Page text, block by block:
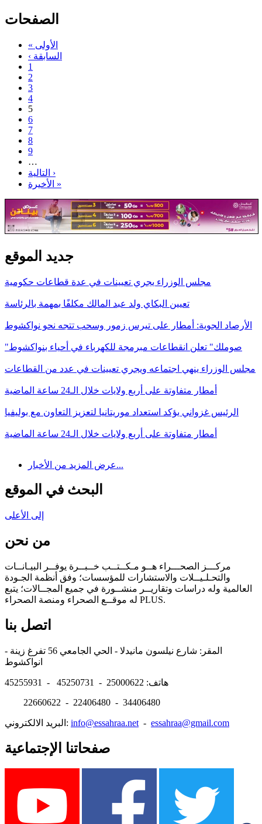
الصفحات
« الأولى
‹ السابقة
1
2
3
4
5
6
7
8
9
…
التالية ›
الأخيرة »
جديد الموقع
مجلس الوزراء يجري تعيينات في عدة قطاعات حكومية
تعيين البكاي ولد عبد المالك مكلفًا بمهمة بالرئاسة
الأرصاد الجوية: أمطار على تيرس زمور وسحب تتجه نحو نواكشوط
"صوملك" تعلن انقطاعات مبرمجة للكهرباء في أحياء بنواكشوط
مجلس الوزراء ينهي اجتماعه ويجري تعيينات في عدد من القطاعات
أمطار متفاوتة على أربع ولايات خلال الـ24 ساعة الماضية
الرئيس غزواني يؤكد استعداد موريتانيا لتعزيز التعاون مع بوليفيا
أمطار متفاوتة على أربع ولايات خلال الـ24 ساعة الماضية
عرض المزيد من الأخبار...
البحث في الموقع
إلى الأعلى
من نحن
مركـــز الصحـــراء هــو مـكــتــب خــبــرة يوفــر البيـانــات
والتحـلـيــلات والاستشارات للمؤسسات؛ وفق أنظمة الجـودة
العالمية وله دراسات وتقاريــر منشــورة في جميع المجــالات؛ يتبع
له موقــع الصحراء ومنصة الصحراء PLUS.
اتصل بنا
المقر: شارع نيلسون مانيدلا - الحي الجامعي 56 تفرغ زينة -
هاتف: 25000622 - 45250731 - 45255931
22660622 - 22406480 - 34406480
البريد الالكتروني: info@essahraa.net - essahraa@gmail.com
صفحاتنا الإجتماعية